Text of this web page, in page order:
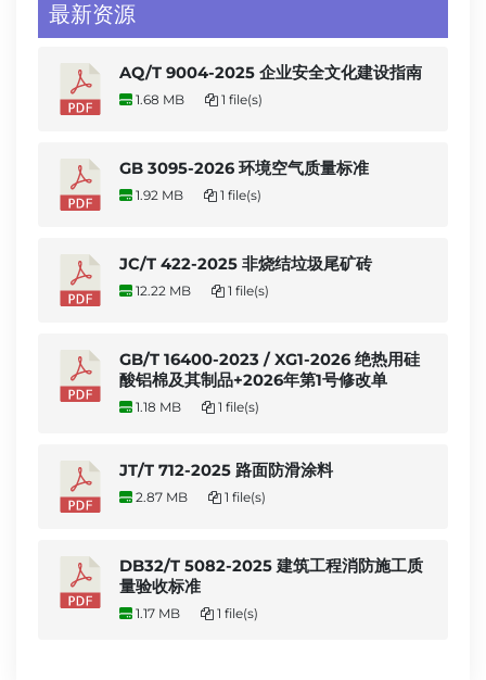
最新资源
AQ/T 9004-2025 企业安全文化建设指南
1.68 MB 1 file(s)
GB 3095-2026 环境空气质量标准
1.92 MB 1 file(s)
JC/T 422-2025 非烧结垃圾尾矿砖
12.22 MB 1 file(s)
GB/T 16400-2023 / XG1-2026 绝热用硅
酸铝棉及其制品+2026年第1号修改单
1.18 MB 1 file(s)
JT/T 712-2025 路面防滑涂料
2.87 MB 1 file(s)
DB32/T 5082-2025 建筑工程消防施工质
量验收标准
1.17 MB 1 file(s)